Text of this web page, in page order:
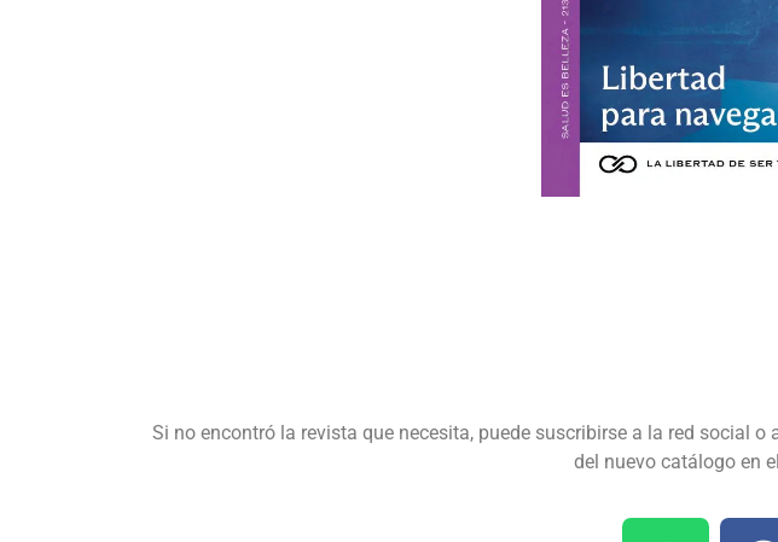
Si no encontró la revista que necesita, puede suscribirse a la red social
del nuevo catálogo en